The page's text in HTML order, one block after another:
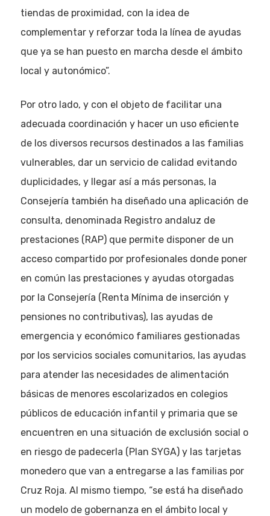
tiendas de proximidad, con la idea de
complementar y reforzar toda la línea de ayudas
que ya se han puesto en marcha desde el ámbito
local y autonómico”.
Por otro lado, y con el objeto de facilitar una
adecuada coordinación y hacer un uso eficiente
de los diversos recursos destinados a las familias
vulnerables, dar un servicio de calidad evitando
duplicidades, y llegar así a más personas, la
Consejería también ha diseñado una aplicación de
consulta, denominada Registro andaluz de
prestaciones (RAP) que permite disponer de un
acceso compartido por profesionales donde poner
en común las prestaciones y ayudas otorgadas
por la Consejería (Renta Mínima de inserción y
pensiones no contributivas), las ayudas de
emergencia y económico familiares gestionadas
por los servicios sociales comunitarios, las ayudas
para atender las necesidades de alimentación
básicas de menores escolarizados en colegios
públicos de educación infantil y primaria que se
encuentren en una situación de exclusión social o
en riesgo de padecerla (Plan SYGA) y las tarjetas
monedero que van a entregarse a las familias por
Cruz Roja. Al mismo tiempo, “se está ha diseñado
un modelo de gobernanza en el ámbito local y